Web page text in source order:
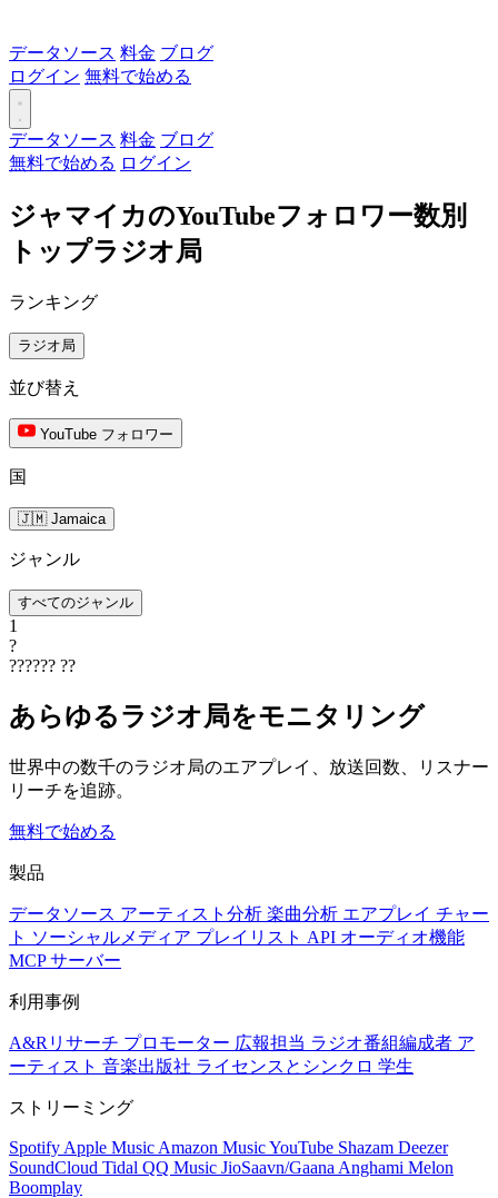
データソース 料金 ブログ
ログイン 無料で始める
データソース 料金 ブログ
無料で始める ログイン
ジャマイカのYouTubeフォロワー数別
トップラジオ局
ランキング
ラジオ局
並び替え
YouTube フォロワー
国
🇯🇲 Jamaica
ジャンル
すべてのジャンル
1
?
?????? ??
あらゆるラジオ局をモニタリング
世界中の数千のラジオ局のエアプレイ、放送回数、リスナー
リーチを追跡。
無料で始める
製品
データソース アーティスト分析 楽曲分析 エアプレイ チャー
ト ソーシャルメディア プレイリスト API オーディオ機能
MCP サーバー
利用事例
A&Rリサーチ プロモーター 広報担当 ラジオ番組編成者 ア
ーティスト 音楽出版社 ライセンスとシンクロ 学生
ストリーミング
Spotify Apple Music Amazon MusicYouTube Shazam Deezer
SoundCloud Tidal QQ Music JioSaavn/Gaana Anghami Melon
Boomplay